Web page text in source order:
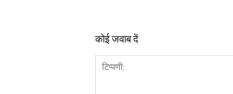
कोई जवाब दें